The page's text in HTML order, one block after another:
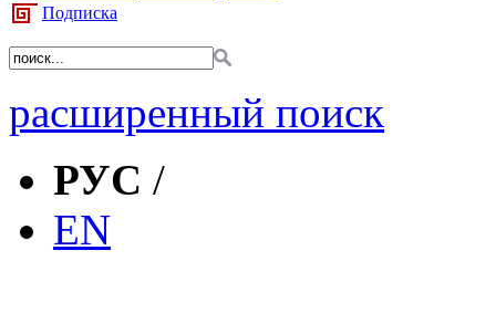
Подписка
расширенный поиск
РУС /
EN